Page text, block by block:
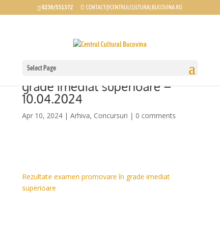
0230/551372 CONTACT@CENTRULCULTURALBUCOVINA.RO
Select Page
Rezultate examen promovare în
grade imediat superioare –
10.04.2024
Apr 10, 2024| Arhiva, Concursuri | 0 comments
Rezultate examen promovare în grade imediat
superioare